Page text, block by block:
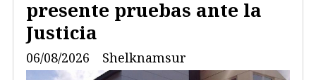
presente pruebas ante la
Justicia
Shelknamsur
06/08/2026